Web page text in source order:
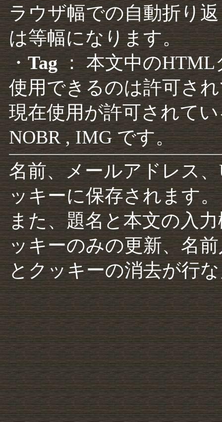
ラウザ幅での自動折り
は等幅になります。
・Tag： 本文中のHTML
使用できるのは許可さ
現在使用が許可されて
NOBR , IMG です。
名前、メールアドレス
ッキーに保存されます。
また、題名と本文の入
ッキーのみの更新、名
とクッキーの消去が行